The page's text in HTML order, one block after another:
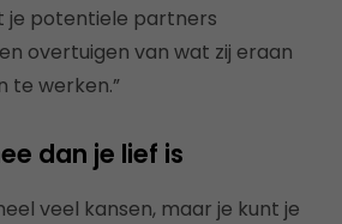
je potentiele partners
overtuigen van wat zij eraan
te werken.”
dan je lief is
veel kansen, maar je kunt je